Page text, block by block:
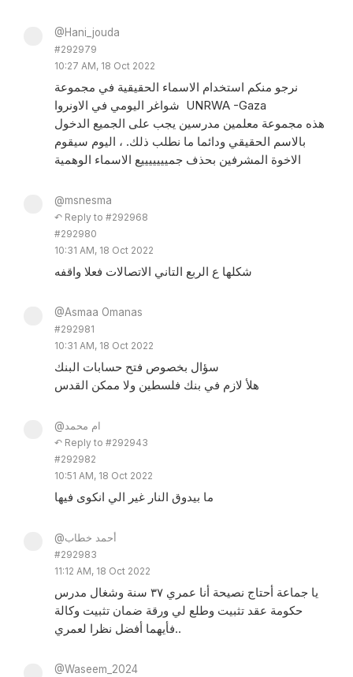
@Hani_jouda
#292979
10:27 AM, 18 Oct 2022
نرجو منكم استخدام الاسماء الحقيقية في مجموعة
شواغر اليومي في الاونروا UNRWA -Gaza
هذه مجموعة معلمين مدرسين يجب على الجميع الدخول
بالاسم الحقيقي ودائما ما نطلب ذلك. ، اليوم سيقوم
الاخوة المشرفين بحذف جميييييييع الاسماء الوهمية
@msnesma
↶ Reply to #292968
#292980
10:31 AM, 18 Oct 2022
شكلها ع الربع التاني الاتصالات فعلا واقفه
@Asmaa Omanas
#292981
10:31 AM, 18 Oct 2022
سؤال بخصوص فتح حسابات البنك
هلأ لازم في بنك فلسطين ولا ممكن القدس
@ام محمد
↶ Reply to #292943
#292982
10:51 AM, 18 Oct 2022
ما بيدوق النار غير الي انكوى فيها
@أحمد خطاب
#292983
11:12 AM, 18 Oct 2022
يا جماعة أحتاج نصيحة أنا عمري ٣٧ سنة وشغال مدرس
حكومة عقد تثبيت وطلع لي ورقة ضمان تثبيت وكالة
فأيهما أفضل نظرا لعمري..
@Waseem_2024